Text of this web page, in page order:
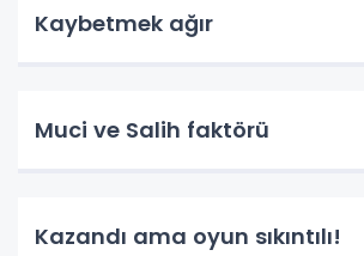
Kaybetmek ağır
Muci ve Salih faktörü
Kazandı ama oyun sıkıntılı!